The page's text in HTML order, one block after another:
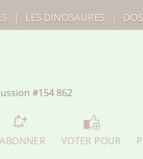
#154 862
VOTER POUR
| LES DINOSAURES |